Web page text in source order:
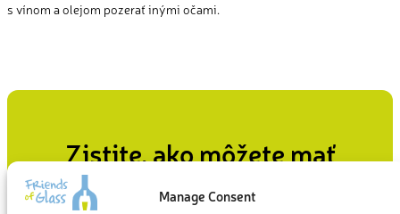
Manage Consent
s vínom a olejom pozerať inými očami.
Zistite, ako môžete mať
vplyv